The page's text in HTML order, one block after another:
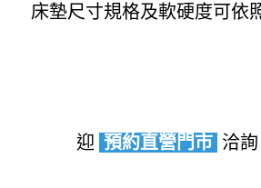
床墊尺寸規格及軟硬度可依
迎 預約直營門市 洽詢